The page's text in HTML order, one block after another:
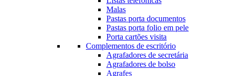
Malas
Pastas porta documentos
Pastas porta folio em pele
Porta cartões visita
Complementos de escritório
Agrafadores de secretária
Agrafadores de bolso
Agrafes